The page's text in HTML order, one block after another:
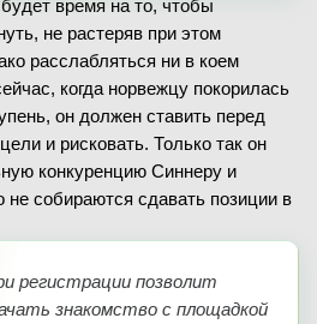
время на то, чтобы
не растеряв при этом
расслабляться ни в коем
когда норвежцу покорилась
он должен ставить перед
и рисковать. Только так он
конкуренцию Синнеру и
не собираются сдавать позиции в
регистрации позволит
знакомство с площадкой